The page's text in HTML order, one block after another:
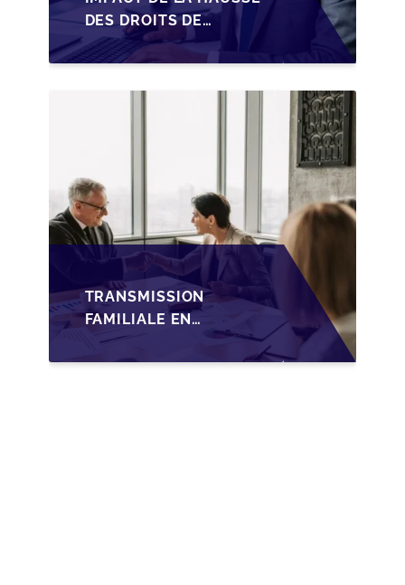
DES DROITS DE
SUCCESSION EN
WALLONIE SUR LA
TRANSMISSION
TRANSMISSION
FAMILIALE EN
WALLONIE :
NOUVELLES